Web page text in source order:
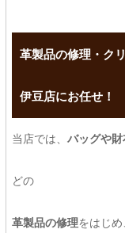
革製品の修理・ク
伊豆店にお任せ！
当店では、 バッグや
どの
革製品の修理をはじめ